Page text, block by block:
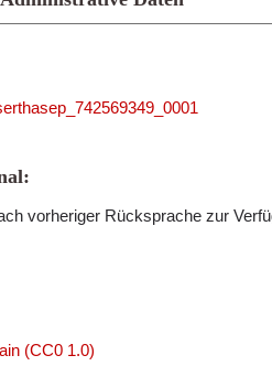
vorheriger Rücksprache zur
(CC0 1.0)